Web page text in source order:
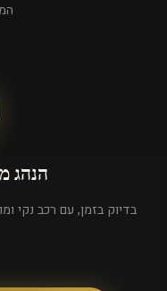
הנהג
בדיוק בזמן, עם רכב נקי